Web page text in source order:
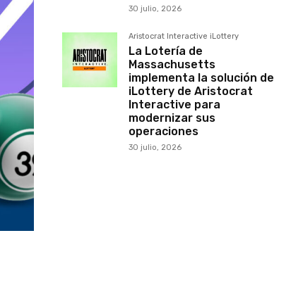
30 julio, 2026
Aristocrat Interactive iLottery
La Lotería de
Massachusetts
implementa la solución de
iLottery de Aristocrat
Interactive para
modernizar sus
operaciones
30 julio, 2026